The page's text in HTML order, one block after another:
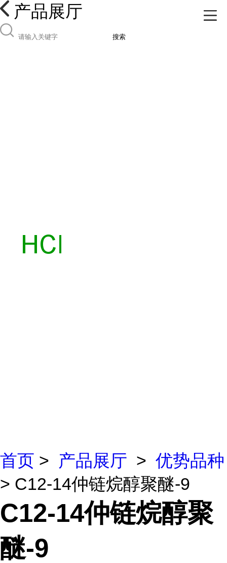
产品展厅
搜索
首页 > 产品展厅 > 优势品种
> C12-14仲链烷醇聚醚-9
C12-14仲链烷醇聚
醚-9